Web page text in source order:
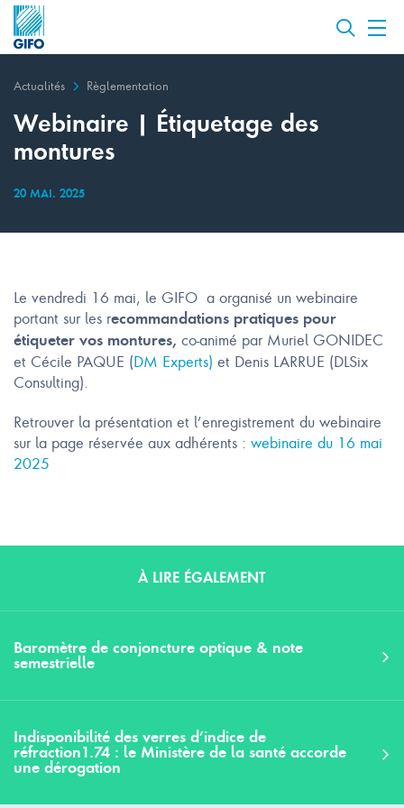
Actualités Règlementation
Webinaire | Étiquetage des
montures
20 MAI. 2025
Le vendredi 16 mai, le GIFO a organisé un webinaire
portant sur les recommandations pratiques pour
étiqueter vos montures, co-animé par Muriel GONIDEC
et Cécile PAQUE (DM Experts) et Denis LARRUE (DLSix
Consulting).
Retrouver la présentation et l’enregistrement du webinaire
sur la page réservée aux adhérents : webinaire du 16 mai
2025
À LIRE ÉGALEMENT
Baromètre de conjoncture optique & note
semestrielle
Indisponibilité des verres d’indice de
réfraction1.74 : le Ministère de la santé accorde
une dérogation